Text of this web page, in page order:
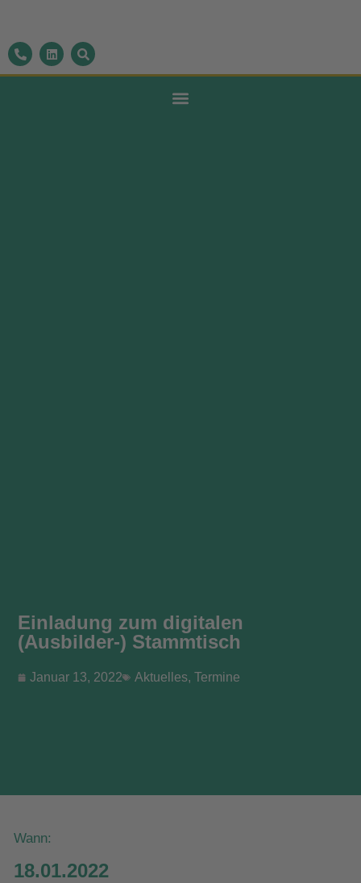
Einladung zum digitalen
(Ausbilder-) Stammtisch
Januar 13, 2022 Aktuelles,Termine
Wann:
18.01.2022